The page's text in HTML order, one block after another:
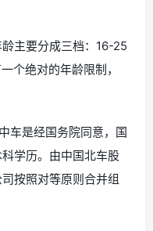
主要分成三档：16-25
个绝对的年龄限制，
车是经国务院同意，国
学历。由中国北车股
按照对等原则合并组